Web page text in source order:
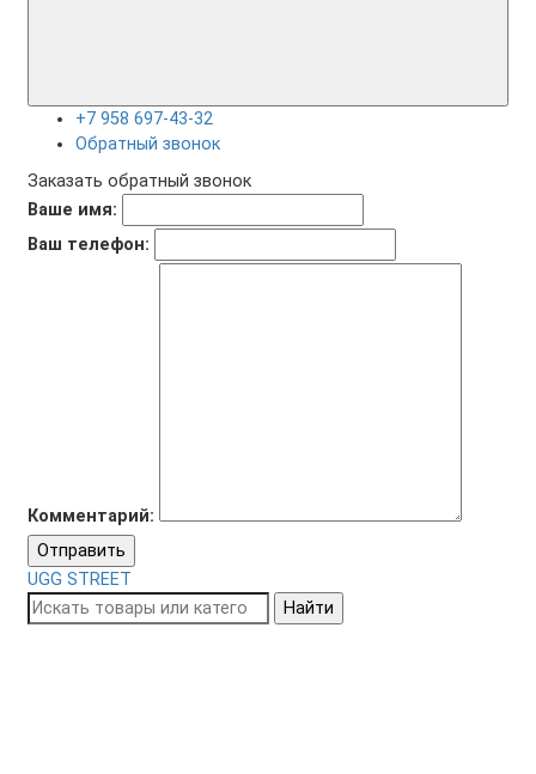
+7 958 697-43-32
Обратный звонок
Заказать обратный звонок
Ваше имя:
Ваш телефон:
Комментарий:
Отправить
UGG STREET
Найти